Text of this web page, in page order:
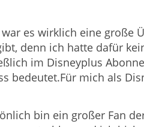
es wirklich eine große
denn ich hatte dafür
im Disneyplus
bedeutet.Für mich als
bin ein großer Fan